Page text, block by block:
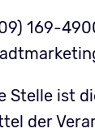
169-
Stelle ist
der